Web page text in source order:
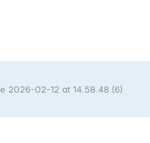
2026-02-12 at 14.58.48 (6)